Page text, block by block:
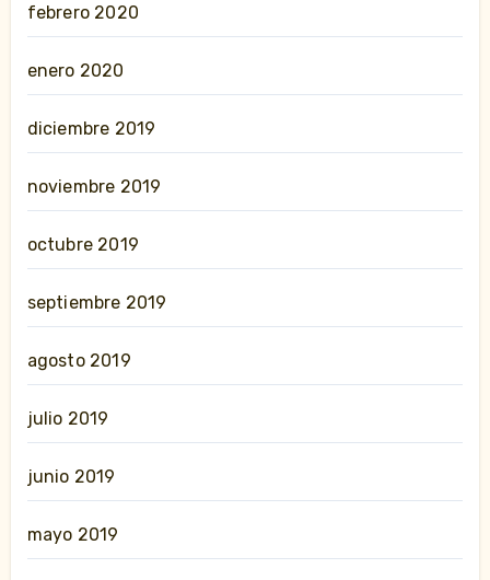
febrero 2020
enero 2020
diciembre 2019
noviembre 2019
octubre 2019
septiembre 2019
agosto 2019
julio 2019
junio 2019
mayo 2019